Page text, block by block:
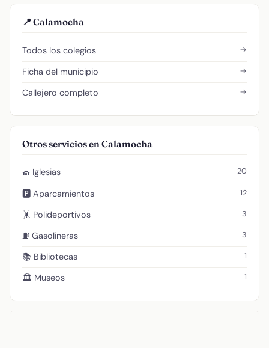
📍 Calamocha
Todos los colegios →
Ficha del municipio →
Callejero completo →
Otros servicios en Calamocha
⛪ Iglesias 20
🅿️ Aparcamientos 12
🤸 Polideportivos 3
⛽ Gasolineras 3
📚 Bibliotecas 1
🏛️ Museos 1